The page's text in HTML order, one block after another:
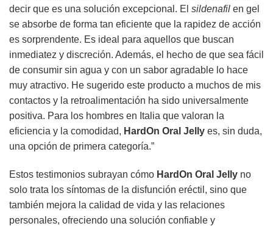
decir que es una solución excepcional. El sildenafil en gel
se absorbe de forma tan eficiente que la rapidez de acción
es sorprendente. Es ideal para aquellos que buscan
inmediatez y discreción. Además, el hecho de que sea fácil
de consumir sin agua y con un sabor agradable lo hace
muy atractivo. He sugerido este producto a muchos de mis
contactos y la retroalimentación ha sido universalmente
positiva. Para los hombres en Italia que valoran la
eficiencia y la comodidad, HardOn Oral Jelly es, sin duda,
una opción de primera categoría.”
Estos testimonios subrayan cómo HardOn Oral Jelly no
solo trata los síntomas de la disfunción eréctil, sino que
también mejora la calidad de vida y las relaciones
personales, ofreciendo una solución confiable y